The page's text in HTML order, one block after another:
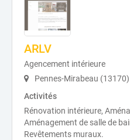
ARLV
Agencement intérieure
Pennes-Mirabeau (13170)
Activités
Rénovation intérieure,
Aménagement de salle de
Revêtements muraux.